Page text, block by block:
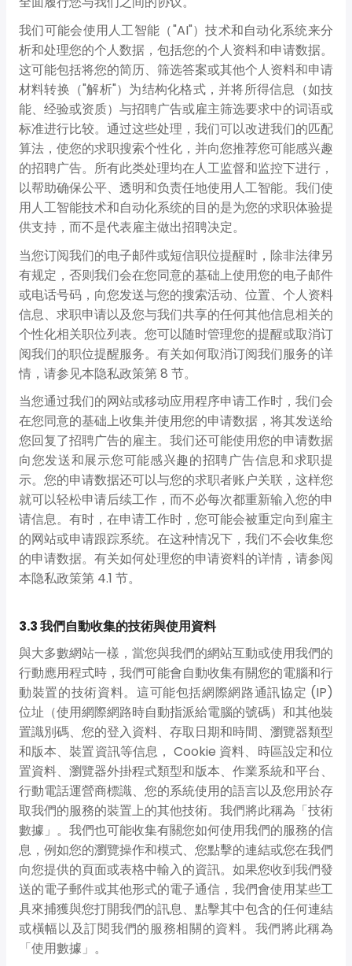
我们可能会使用人工智能（"AI"）技术和自动化系统来分
析和处理您的个人数据，包括您的个人资料和申请数据。
这可能包括将您的简历、筛选答案或其他个人资料和申请
材料转换（"解析"）为结构化格式，并将所得信息（如技
能、经验或资质）与招聘广告或雇主筛选要求中的词语或
标准进行比较。通过这些处理，我们可以改进我们的匹配
算法，使您的求职搜索个性化，并向您推荐您可能感兴趣
的招聘广告。所有此类处理均在人工监督和监控下进行，
以帮助确保公平、透明和负责任地使用人工智能。我们使
用人工智能技术和自动化系统的目的是为您的求职体验提
供支持，而不是代表雇主做出招聘决定。
当您订阅我们的电子邮件或短信职位提醒时，除非法律另
有规定，否则我们会在您同意的基础上使用您的电子邮件
或电话号码，向您发送与您的搜索活动、位置、个人资料
信息、求职申请以及您与我们共享的任何其他信息相关的
个性化相关职位列表。您可以随时管理您的提醒或取消订
阅我们的职位提醒服务。有关如何取消订阅我们服务的详
情，请参见本隐私政策第 8 节。
当您通过我们的网站或移动应用程序申请工作时，我们会
在您同意的基础上收集并使用您的申请数据，将其发送给
您回复了招聘广告的雇主。我们还可能使用您的申请数据
向您发送和展示您可能感兴趣的招聘广告信息和求职提
示。您的申请数据还可以与您的求职者账户关联，这样您
就可以轻松申请后续工作，而不必每次都重新输入您的申
请信息。有时，在申请工作时，您可能会被重定向到雇主
的网站或申请跟踪系统。在这种情况下，我们不会收集您
的申请数据。有关如何处理您的申请资料的详情，请参阅
本隐私政策第 4.1 节。
3.3 我們自動收集的技術與使用資料
與大多數網站一樣，當您與我們的網站互動或使用我們的
行動應用程式時，我們可能會自動收集有關您的電腦和行
動裝置的技術資料。這可能包括網際網路通訊協定 (IP)
位址（使用網際網路時自動指派給電腦的號碼）和其他裝
置識別碼、您的登入資料、存取日期和時間、瀏覽器類型
和版本、裝置資訊等信息， Cookie 資料、時區設定和位
置資料、瀏覽器外掛程式類型和版本、作業系統和平台、
行動電話運營商標識、您的系統使用的語言以及您用於存
取我們的服務的裝置上的其他技術。我們將此稱為「技術
數據」。我們也可能收集有關您如何使用我們的服務的信
息，例如您的瀏覽操作和模式、您點擊的連結或您在我們
向您提供的頁面或表格中輸入的資訊。如果您收到我們發
送的電子郵件或其他形式的電子通信，我們會使用某些工
具來捕獲與您打開我們的訊息、點擊其中包含的任何連結
或橫幅以及訂閱我們的服務相關的資料。我們將此稱為
「使用數據」。